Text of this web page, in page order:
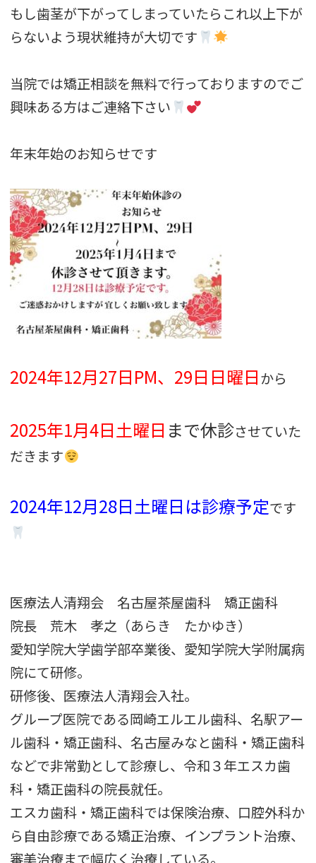
もし歯茎が下がってしまっていたらこれ以上下が
らないよう現状維持が大切です
当院では矯正相談を無料で行っておりますのでご
興味ある方はご連絡下さい
年末年始のお知らせです
2024年12月27日PM、29日日曜日から
2025年1月4日土曜日 まで休診させていた
だきます
2024年12月28日土曜日は診療予定です
医療法人清翔会 名古屋茶屋歯科 矯正歯科
院長 荒木 孝之（あらき たかゆき）
愛知学院大学歯学部卒業後、愛知学院大学附属病
院にて研修。
研修後、医療法人清翔会入社。
グループ医院である岡崎エルエル歯科、名駅アー
ル歯科・矯正歯科、名古屋みなと歯科・矯正歯科
などで非常勤として診療し、令和３年エスカ歯
科・矯正歯科の院長就任。
エスカ歯科・矯正歯科では保険治療、口腔外科か
ら自由診療である矯正治療、インプラント治療、